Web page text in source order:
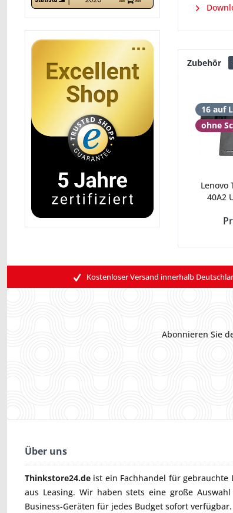
Zubehör
16 auf
ohne
Lenovo
40A2
Kostenloser Versand innerhalb
Abonnieren Sie
Über uns
Thinkstore24.de ist ein Fachhandel für gebrauchte
aus Leasing. Wir haben stets eine große
Business-Geräten für jedes Budget sofort verfügbar.